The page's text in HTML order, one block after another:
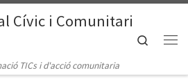
Cívic i Comunitari
TICs i d'acció comunitaria
Search